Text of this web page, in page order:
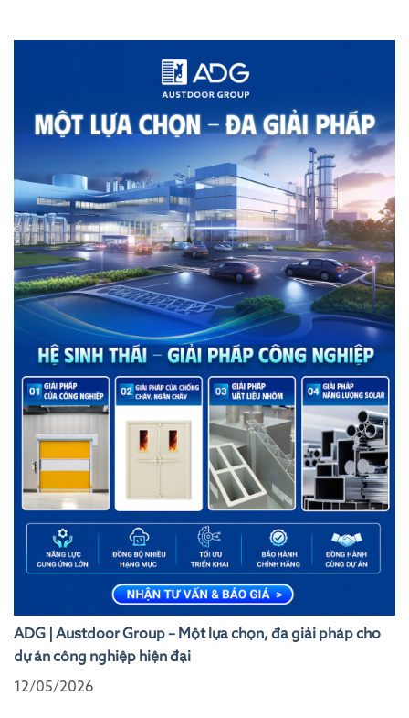
ADG | Austdoor Group – Một lựa chọn, đa giải pháp cho
dự án công nghiệp hiện đại
12/05/2026